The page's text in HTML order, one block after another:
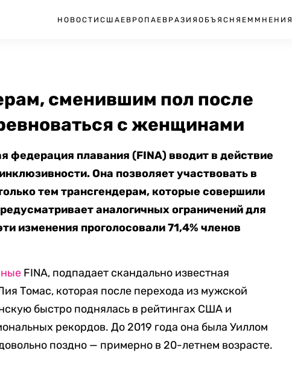
НОВОСТИ США ЕВРОПА ЕВРАЗИЯ ОБЪЯСНЯЕМ МНЕНИЯ
сменившим пол после
с женщинами
плавания (FINA) вводит в действие
Она позволяет участвовать в
тем трансгендерам, которые совершили
аналогичных ограничений для
изменения проголосовали 71,4% членов
FINA, подпадает скандально известная
Томас, которая после перехода из мужской
быстро поднялась в рейтингах США и
рекордов. До 2019 года она была Уиллом
поздно — примерно в 20-летнем возрасте.